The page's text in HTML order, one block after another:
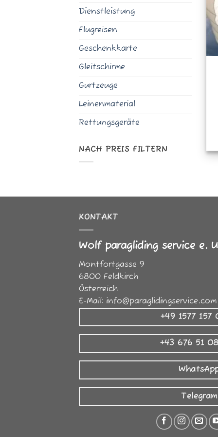
Dienstleistung
Flugreisen
Geschenkkarte
Gleitschirme
Gurtzeuge
Leinenmaterial
Rettungsgeräte
NACH PREIS FILTERN
KONTAKT
Wolf paragliding service e.
Montfortgasse 9
6800 Feldkirch
Österreich
E-Mail: info@paraglidingservice.com
+49 1577 157
+43 676 51
Telegram